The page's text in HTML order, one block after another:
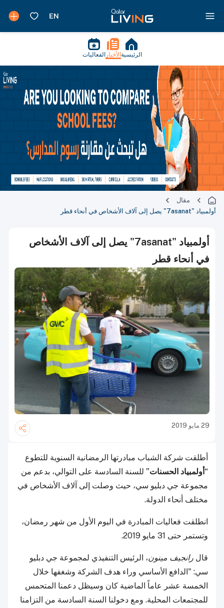
الرئيسية الأخبار الفعاليات
مقال
أولمبياد "7asanat" يصل إلى آلاف الأشخاص في أنحاء قطر
أولمبياد "7asanat" يصل إلى آلاف الأشخاص
في أنحاء قطر
29 مايو 2019
أطلقت شركة الشباب مبادرتها الرمضانية السنوية للتطوع
“أولمبياد الحسنات” للسنة السادسة على التوالي، بدعم من
مجموعة جي دبليو سي، حيث وصلت إلى آلاف الأشخاص في
مختلف أنحاء الدولة.
انطلقت فعاليات المبادرة في اليوم الأول من شهر رمضان،
وتستمر حتى 31 مايو 2019.
قال رانجيف مينون، الرئيس التنفيذي لمجموعة جي دبليو
سي: "الدافع الأساسي وراء هدف الشركة وشغفها خلال
الخمسة عشر عاماً الماضية كان وسيظل دعمنا المتحمس
للمجتمعات المحلية. ومع دخولنا السنة السادسة من التزامنا